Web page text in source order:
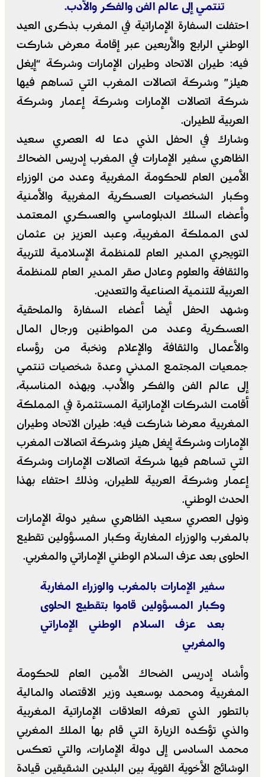
تنتمي إلى عالم الفن والفكر والأدب.
احتفلت السفارة الإماراتية في المغرب بذكرى العيد
الوطني الرابع والأربعين عبر إقامة معرض شاركت
فيه: طيران الاتحاد وطيران الإمارات وشركة “إيغل
هيلز” وشركة اتصالات المغرب التي تساهم فيها
شركة اتصالات الإمارات وشركة إعمار وشركة
العربية للطيران.
وشارك في الحفل الذي دعا له العصري سعيد
الظاهري سفير الإمارات في المغرب إدريس الضحاك
الأمين العام للحكومة المغربية وعدد من الوزراء
وكبار الشخصيات العسكرية المغربية والأمنية
وأعضاء السلك الدبلوماسي والعسكري المعتمد
لدى المملكة المغربية، وعبد العزيز بن عثمان
التويجري المدير العام للمنظمة الإسلامية للتربية
والثقافة والعلوم وعادل صقر المدير العام للمنظمة
العربية للتنمية الصناعية والتعدين.
وشهد الحفل أيضا أعضاء السفارة والملحقية
العسكرية وعدد من المواطنين ورجال المال
والأعمال والثقافة والإعلام ونخبة من رؤساء
جمعيات المجتمع المدني وعدة شخصيات تنتمي
إلى عالم الفن والفكر والأدب. وبهذه المناسبة،
أقامت الشركات الإماراتية المستثمرة في المملكة
المغربية معرضا شاركت فيه: طيران الاتحاد وطيران
الإمارات وشركة إيغل هيلز وشركة اتصالات المغرب
التي تساهم فيها شركة اتصالات الإمارات وشركة
إعمار وشركة العربية للطيران، وذلك احتفاء بهذا
الحدث الوطني.
ونولى العصري سعيد الظاهري سفير دولة الإمارات
بالمغرب والوزراء المغاربة وكبار المسؤولين تقطيع
الحلوى بعد عزف السلام الوطني الإماراتي والمغربي.
سفير الإمارات بالمغرب والوزراء المغاربة
وكبار المسؤولين قاموا بتقطيع الحلوى
بعد عزف السلام الوطني الإماراتي
والمغربي
وأشاد إدريس الضحاك الأمين العام للحكومة
المغربية ومحمد بوسعيد وزير الاقتصاد والمالية
بالتطور الذي تعرفه العلاقات الإماراتية المغربية
والذي تؤكده الزيارة التي قام بها الملك المغربي
محمد السادس إلى دولة الإمارات، والتي تعكس
الوشائج الأخوية القوية بين البلدين الشقيقين قيادة